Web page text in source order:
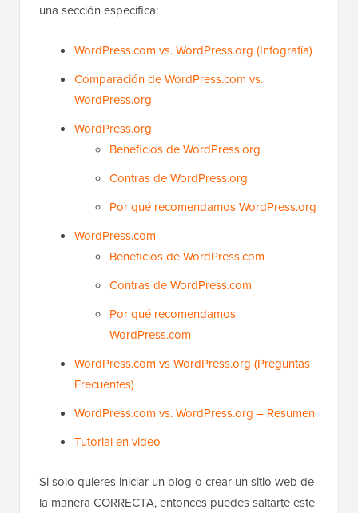
una sección específica:
WordPress.com vs. WordPress.org (Infografía)
Comparación de WordPress.com vs.
WordPress.org
WordPress.org
Beneficios de WordPress.org
Contras de WordPress.org
Por qué recomendamos WordPress.org
WordPress.com
Beneficios de WordPress.com
Contras de WordPress.com
Por qué recomendamos
WordPress.com
WordPress.com vs WordPress.org (Preguntas
Frecuentes)
WordPress.com vs. WordPress.org – Resumen
Tutorial en video
Si solo quieres iniciar un blog o crear un sitio web de
la manera CORRECTA, entonces puedes saltarte este